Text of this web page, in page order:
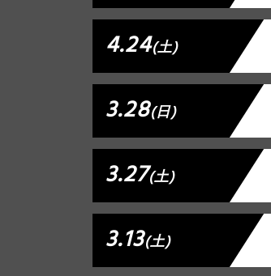
4.24(土)
3.28(日)
3.27(土)
3.13(土)